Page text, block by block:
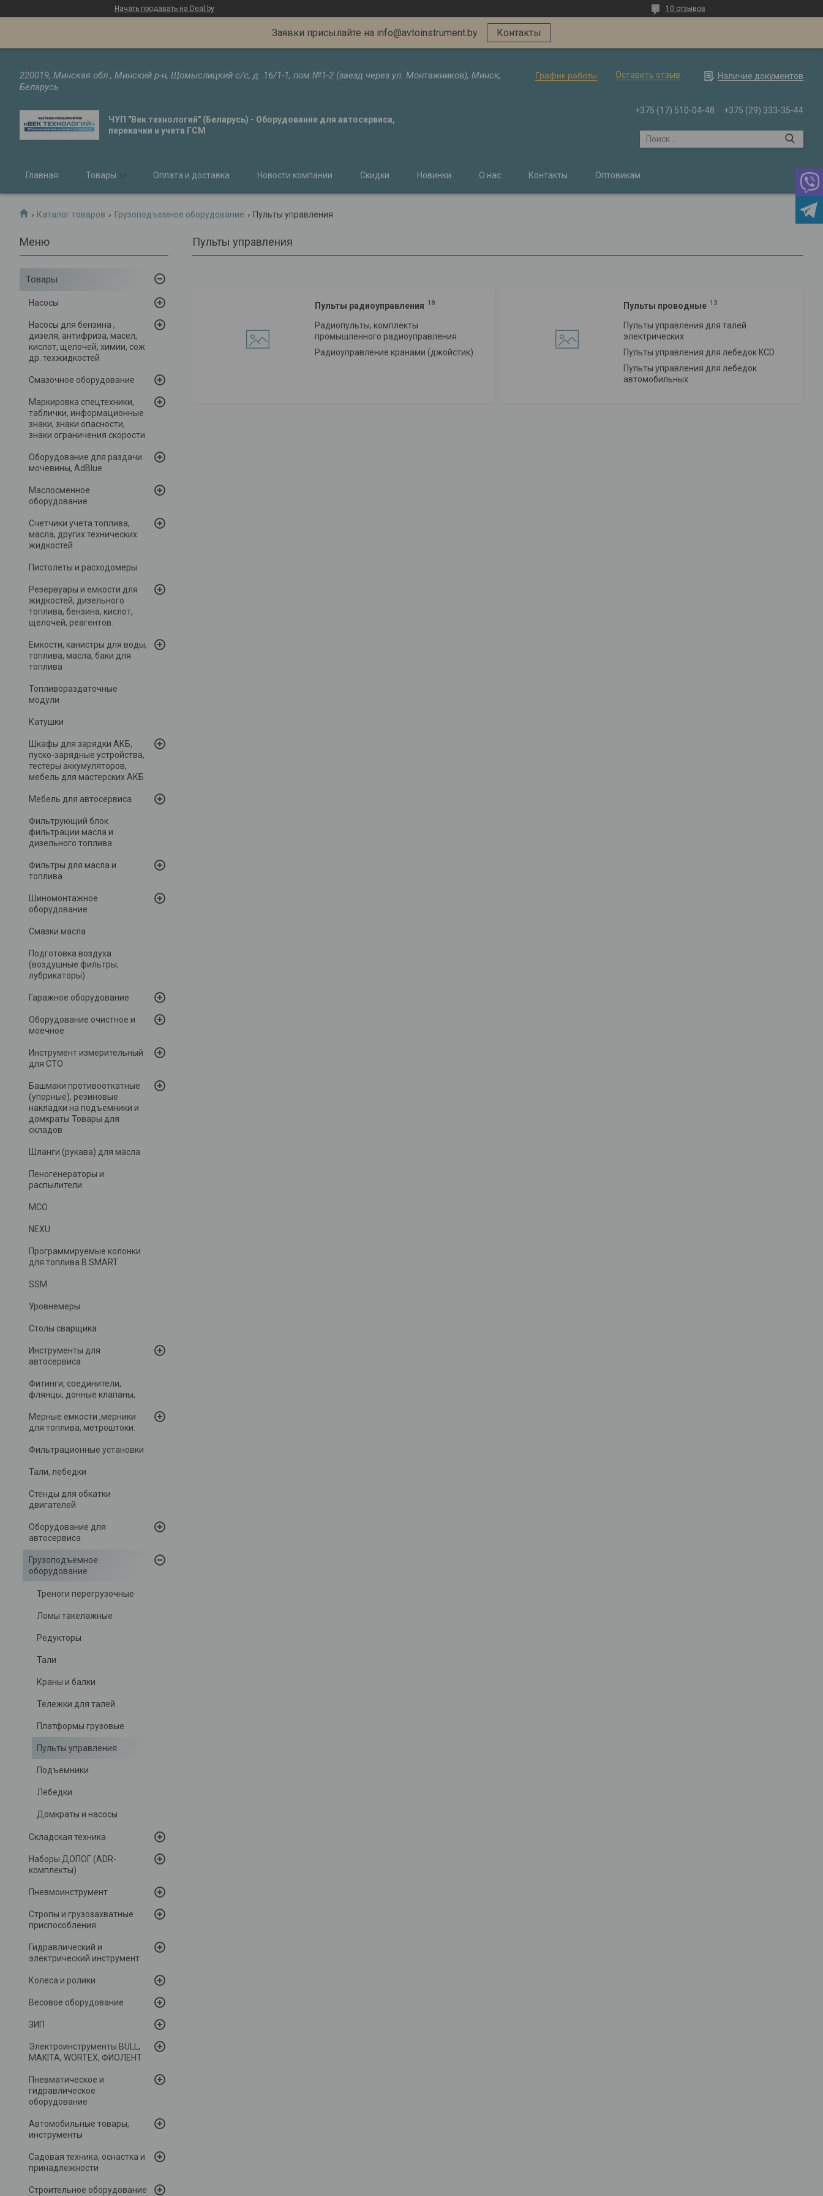
Начать продавать на Deal.by 10 отзывов
Заявки присылайте на info@avtoinstrument.by Контакты
220019, Минская обл., Минский р-н, Щомыслицкий с/с, д. 16/1-1, пом.№1-2 (заезд через ул. Монтажников), Минск,
Беларусь
График работы Оставить отзыв Наличие документов
ЧУП "Век технологий" (Беларусь) - Оборудование для автосервиса,
перекачки и учета ГСМ
+375 (17) 510-04-48 +375 (29) 333-35-44
Главная Товары Оплата и доставка Новости компании Скидки Новинки О нас Контакты Оптовикам
Каталог товаров Грузоподъемное оборудование Пульты управления
Товары
Насосы
Насосы для бензина ,
дизеля, антифриза, масел,
кислот, щелочей, химии, сож
др. техжидкостей
Смазочное оборудование
Маркировка спецтехники,
таблички, информационные
знаки, знаки опасности,
знаки ограничения скорости
Оборудование для раздачи
мочевины, AdBlue
Маслосменное
оборудование
Счетчики учета топлива,
масла, других технических
жидкостей
Пистолеты и расходомеры
Резервуары и емкости для
жидкостей, дизельного
топлива, бензина, кислот,
щелочей, реагентов.
Емкости, канистры для воды,
топлива, масла, баки для
топлива
Топливораздаточные
модули
Катушки
Шкафы для зарядки АКБ,
пуско-зарядные устройства,
тестеры аккумуляторов,
мебель для мастерских АКБ
Мебель для автосервиса
Фильтрующий блок
фильтрации масла и
дизельного топлива
Фильтры для масла и
топлива
Шиномонтажное
оборудование
Смазки масла
Подготовка воздуха
(воздушные фильтры,
лубрикаторы)
Гаражное оборудование
Оборудование очистное и
моечное
Инструмент измерительный
для СТО
Башмаки противооткатные
(упорные), резиновые
накладки на подъемники и
домкраты Товары для
складов
Шланги (рукава) для масла
Пеногенераторы и
распылители
MCO
NEXU
Программируемые колонки
для топлива B.SMART
SSM
Уровнемеры
Столы сварщика
Инструменты для
автосервиса
Фитинги, соединители,
флянцы, донные клапаны,
Мерные емкости ,мерники
для топлива, метроштоки.
Фильтрационные установки
Тали, лебедки
Стенды для обкатки
двигателей
Оборудование для
автосервиса
Грузоподъемное
оборудование
Треноги перегрузочные
Ломы такелажные
Редукторы
Тали
Краны и балки
Тележки для талей
Платформы грузовые
Пульты управления
Подъемники
Лебедки
Домкраты и насосы
Складская техника
Наборы ДОПОГ (ADR-
комплекты)
Пневмоинструмент
Стропы и грузозахватные
приспособления
Гидравлический и
электрический инструмент
Колеса и ролики
Весовое оборудование
ЗИП
Электроинструменты BULL,
MAKITA, WORTEX, ФИОЛЕНТ
Пневматическое и
гидравлическое
оборудование
Автомобильные товары,
инструменты
Садовая техника, оснастка и
принадлежности
Строительное оборудование
Пульты управления
Пульты радиоуправления 18
Радиопульты, комплекты
промышленного радиоуправления
Радиоуправление кранами (джойстик)
Пульты проводные 13
Пульты управления для талей
электрических
Пульты управления для лебедок KCD
Пульты управления для лебедок
автомобильных